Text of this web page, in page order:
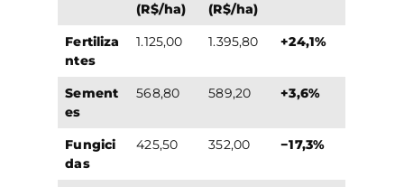
(R$/ha)
(R$/ha)
Fertiliza
ntes
1.125,00 1.395,80 +24,1%
Sement
es
568,80 589,20 +3,6%
Fungici
das
425,50 352,00 −17,3%